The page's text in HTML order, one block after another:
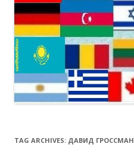
TAG ARCHIVES: ДАВИД ГРОССМАН